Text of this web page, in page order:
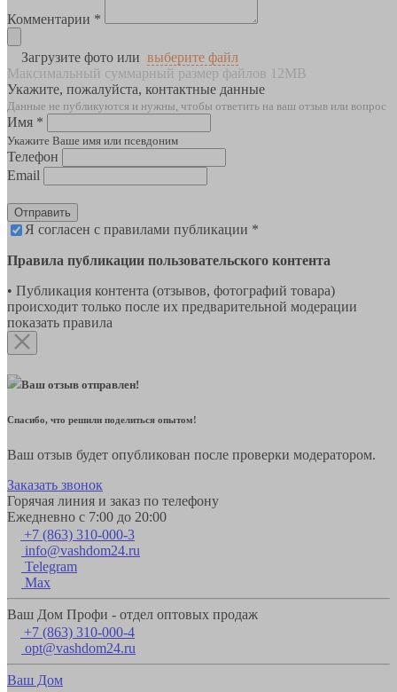
Комментарии *
Загрузите фото или выберите файл
Максимальный суммарный размер файлов 12MB
Укажите, пожалуйста, контактные данные
Данные не публикуются и нужны, чтобы ответить на ваш отзыв или вопрос
Имя *
Укажите Ваше имя или псевдоним
Телефон
Email
Отправить
Я согласен с правилами публикации *
Правила публикации пользовательского контента
• Публикация контента (отзывов, фотографий товара)
происходит только после их предварительной модерации
показать правила
Ваш отзыв отправлен!
Спасибо, что решили поделиться опытом!
Ваш отзыв будет опубликован после проверки модератором.
Заказать звонок
Горячая линия и заказ по телефону
Ежедневно с 7:00 до 20:00
+7 (863) 310-000-3
info@vashdom24.ru
Telegram
Max
Ваш Дом Профи - отдел оптовых продаж
+7 (863) 310-000-4
opt@vashdom24.ru
Ваш Дом